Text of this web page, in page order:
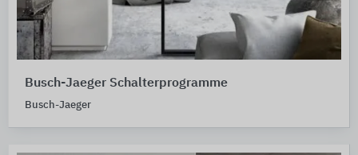
Busch-Jaeger Schalterprogramme
Busch-Jaeger